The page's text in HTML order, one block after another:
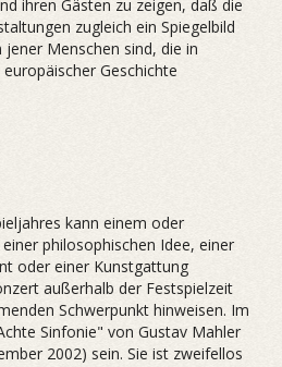
ihren Gästen zu zeigen, daß die
zugleich ein Spiegelbild
Menschen sind, die in
Geschichte
kann einem oder
philosophischen Idee, einer
oder einer Kunstgattung
außerhalb der Festspielzeit
Schwerpunkt hinweisen. Im
Sinfonie" von Gustav Mahler
2002) sein. Sie ist zweifellos